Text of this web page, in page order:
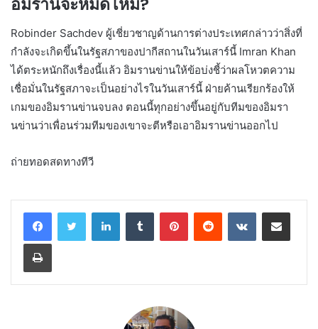
Robinder Sachdev ผู้เชี่ยวชาญด้านการต่างประเทศกล่าวว่าสิ่งที่
กำลังจะเกิดขึ้นในรัฐสภาของปากีสถานในวันเสาร์นี้ Imran Khan
ได้ตระหนักถึงเรื่องนี้แล้ว อิมรานข่านให้ข้อบ่งชี้ว่าผลโหวตความ
เชื่อมั่นในรัฐสภาจะเป็นอย่างไรในวันเสาร์นี้ ฝ่ายค้านเรียกร้องให้
เกมของอิมรานข่านจบลง ตอนนี้ทุกอย่างขึ้นอยู่กับทีมของอิมรา
นข่านว่าเพื่อนร่วมทีมของเขาจะตีหรือเอาอิมรานข่านออกไป
ถ่ายทอดสดทางทีวี
LinkedInTumblr PinterestReddit VKontakteShare via Email
Print